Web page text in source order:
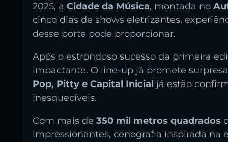
2025, a Cidade da Música, montada no
cinco dias de shows eletrizantes,
desse porte pode proporcionar.
Após o estrondoso sucesso da primeira
impactante. O line-up já promete
Pop, Pitty e Capital Inicial já estão
inesquecíveis.
Com mais de 350 mil metros quadrados
impressionantes, cenografia inspirada na